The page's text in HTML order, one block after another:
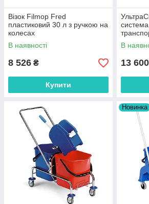
Візок Filmop Fred
пластиковий 30 л з ручкою на
колесах
В наявності
8 526 ₴
Купити
В
13 600
Новинка